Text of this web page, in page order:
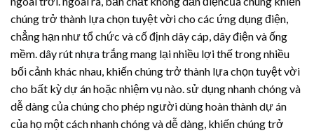
chúng trở thành lựa chọn tuyệt vời cho các ứng dụng điện,
chẳng hạn như tổ chức và cố định dây cáp, dây điện và ống
mềm. dây rút nhựatrắng mang lại nhiều lợi thế trong nhiều
bối cảnh khác nhau, khiến chúng trở thành lựa chọn tuyệt vời
cho bất kỳ dự án hoặc nhiệm vụ nào. sử dụng nhanh chóng và
dễ dàng của chúng cho phép người dùng hoàn thành dự án
của họ một cách nhanh chóng và dễ dàng, khiến chúng trở